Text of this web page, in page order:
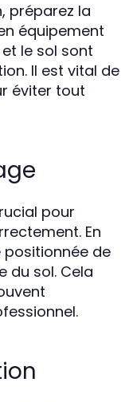
préparez la
équipement
le sol sont
Il est vital de
éviter tout
pour
En
de
du sol. Cela